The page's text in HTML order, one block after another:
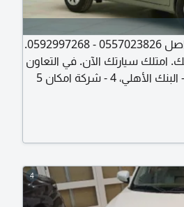
بنظام التأجير المنتهي بالتمليك للتواصل 0557023826 - 0592997268.
امتلك سيارتك الآن. في التعاون
مع 1 - بنك الراجحي، 2 - بنك الرياض، 3 - البنك الأهلي، 4 - شركة امكان 5
4